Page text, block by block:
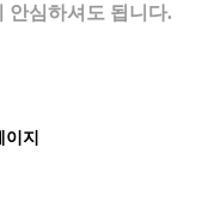
안심하셔도 됩니다.
지